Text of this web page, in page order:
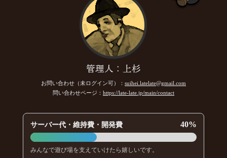
管理人：上杉
お問い合わせ（未ログイン可）： suihei.latelate@gmail.com
問い合わせページ： https://late-late.jp/main/contact
サーバー代・維持費・開発費 40%
みんなで遊び場を支えていけたら嬉しいです。